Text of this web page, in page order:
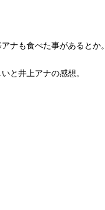
ナも食べた事があるとか。
と井上アナの感想。